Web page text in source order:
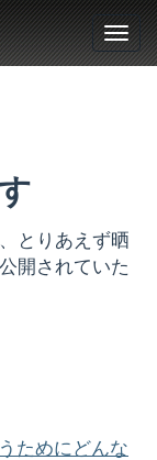
とりあえず晒
開されていた
ためにどんな